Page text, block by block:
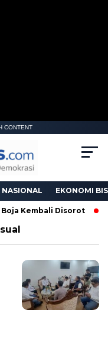
CONTENT
NASIONAL EKONOMI
Kembali Disorot